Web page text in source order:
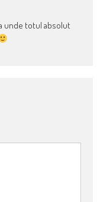
unde totul absolut